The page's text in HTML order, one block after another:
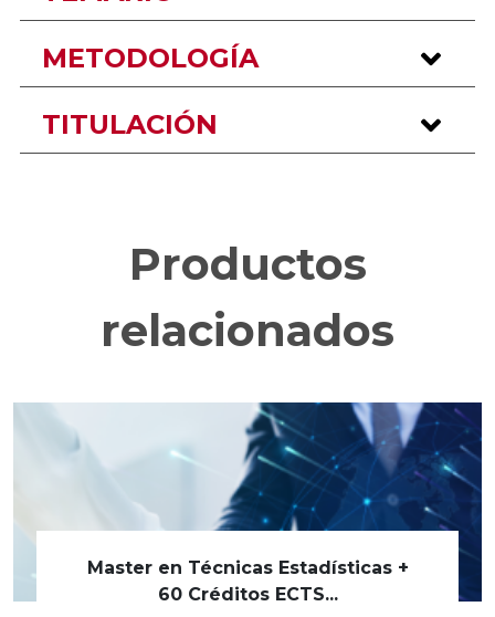
METODOLOGÍA
TITULACIÓN
Productos
relacionados
Master en Técnicas Estadísticas +
60 Créditos ECTS...